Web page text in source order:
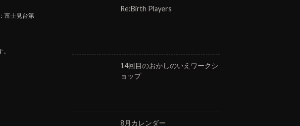
富士見台第
Re:Birth Players
14回目のおかしのいえワークシ
ョップ
8月カレンダー